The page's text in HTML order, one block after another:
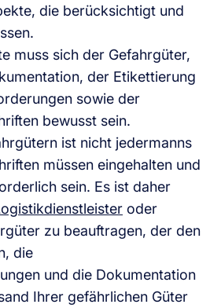
die berücksichtigt und
muss sich der Gefahrgüter,
der Etikettierung
sowie der
bewusst sein.
ist nicht jedermanns
müssen eingehalten und
sein. Es ist daher
oder
zu beauftragen, der den
die
und die Dokumentation
Ihrer gefährlichen Güter